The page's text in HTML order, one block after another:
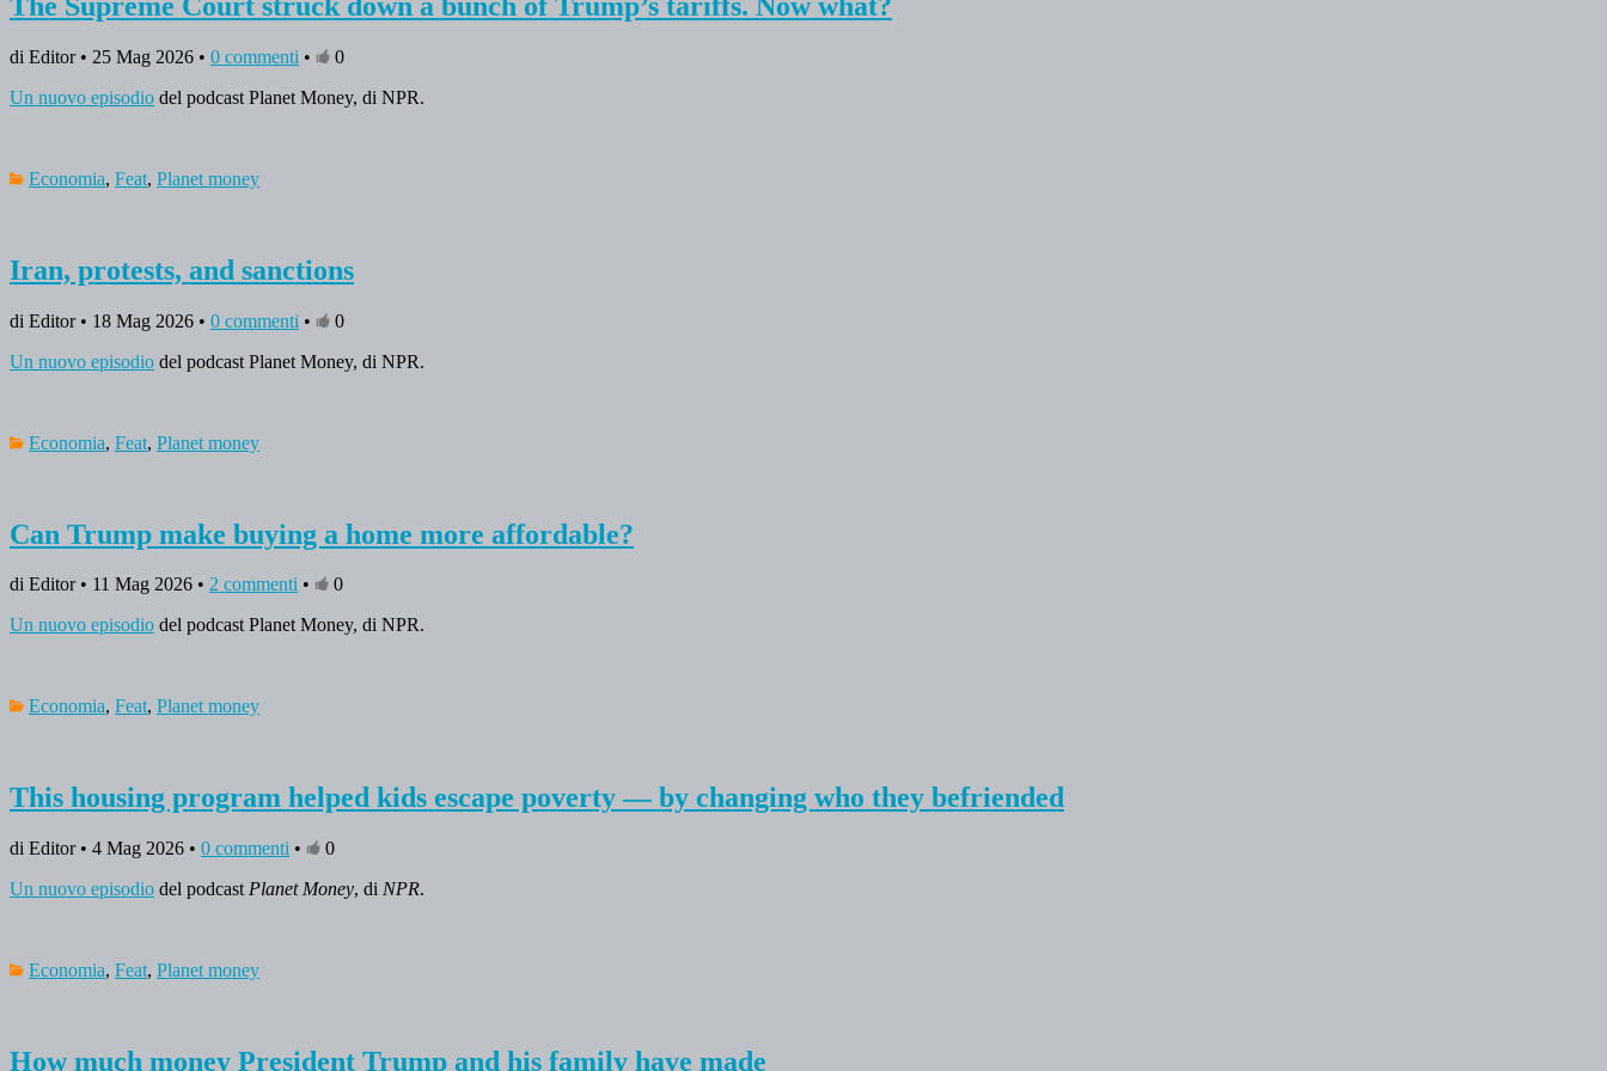
di Editor • 25 Mag 2026 • 0 commenti •
0
Un nuovo episodio del podcast Planet Money, di NPR.
Economia, Feat, Planet money
Iran, protests, and sanctions
di Editor • 18 Mag 2026 • 0 commenti •
0
Un nuovo episodio del podcast Planet Money, di NPR.
Economia, Feat, Planet money
Can Trump make buying a home more affordable?
di Editor • 11 Mag 2026 • 2 commenti •
0
Un nuovo episodio del podcast Planet Money, di NPR.
Economia, Feat, Planet money
This housing program helped kids escape poverty — by changing who they befriended
di Editor • 4 Mag 2026 • 0 commenti •
0
Un nuovo episodio del podcast Planet Money, di NPR.
Economia, Feat, Planet money
How much money President Trump and his family have made